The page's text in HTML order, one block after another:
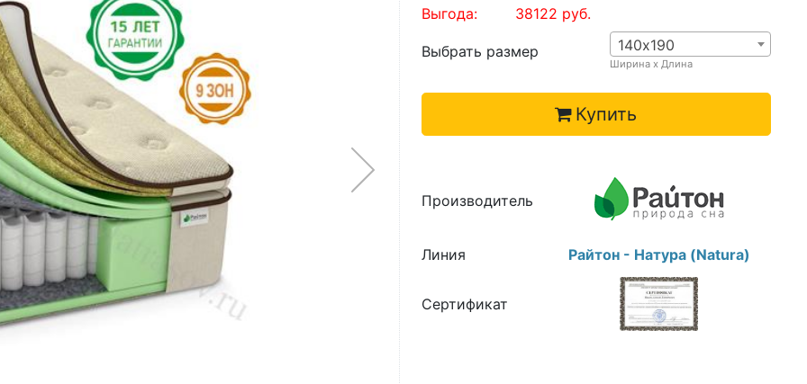
Выгода: 38122 руб.
Выбрать размер 140х190
Ширина х Длина
Купить
Производитель
Линия Райтон - Натура (Natura)
Сертификат